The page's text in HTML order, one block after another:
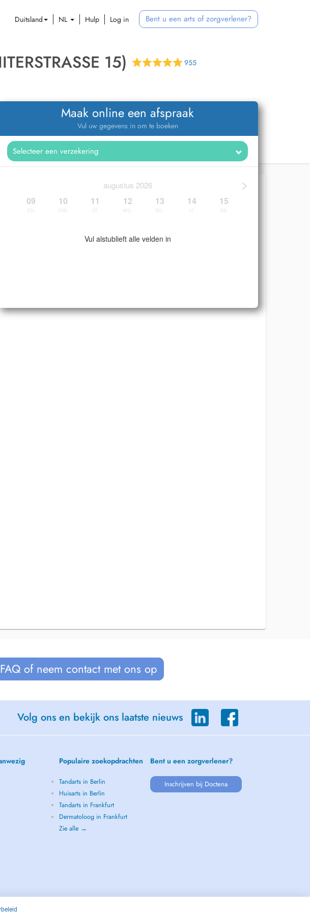
Duitsland NL Hulp Log in Bent u een arts of zorgverlener?
15) 955
Maak online een afspraak
Vul uw gegevens in om te boeken
>
augustus 2026
09 10 11 12 13 14 15
Vul alstublieft alle velden in
of neem contact met ons op
Volg ons en bekijk ons laatste nieuws
Populaire zoekopdrachten
Tandarts in Berlin
Huisarts in Berlin
Tandarts in Frankfurt
Dermatoloog in Frankfurt
Zie alle →
Bent u een zorgverlener?
Inschrijven bij Doctena